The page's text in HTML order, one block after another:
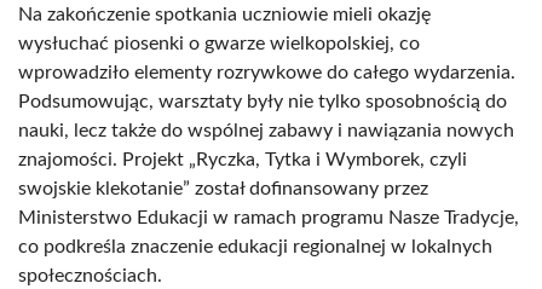
Na zakończenie spotkania uczniowie mieli okazję
wysłuchać piosenki o gwarze wielkopolskiej, co
wprowadziło elementy rozrywkowe do całego wydarzenia.
Podsumowując, warsztaty były nie tylko sposobnością do
nauki, lecz także do wspólnej zabawy i nawiązania nowych
znajomości. Projekt „Ryczka, Tytka i Wymborek, czyli
swojskie klekotanie” został dofinansowany przez
Ministerstwo Edukacji w ramach programu Nasze Tradycje,
co podkreśla znaczenie edukacji regionalnej w lokalnych
społecznościach.